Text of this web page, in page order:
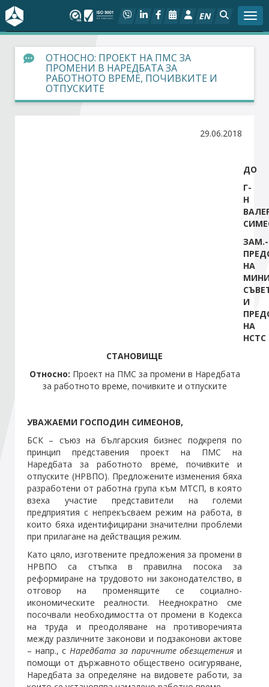
EN
За БСК
На фокус
Актуално
Абонирайте се!
ОТНОСНО: ПРОЕКТ НА ПМС ЗА
ПРОМЕНИ В НАРЕДБАТА ЗА
РАБОТНОТО ВРЕМЕ, ПОЧИВКИТЕ И
ОТПУСКИТЕ
29.06.2018
ДО
Г-
Н
ЗАМ.-
НА
И
НА
НСТС
СТАНОВИЩЕ
Относно: Проект на ПМС за промени в Наредбата
за работното време, почивките и отпуските
УВАЖАЕМИ ГОСПОДИН СИМЕОНОВ,
БСК – съюз на българския бизнес подкрепя по
принцип представения проект на ПМС на
Наредбата за работното време, почивките и
отпуските (НРВПО). Предложените изменения бяха
разработени от работна група към МТСП, в която
взеха участие представители на големи
предприятия с непрекъсваем режим на работа, в
които бяха идентифицирани значителни проблеми
при прилагане на действащия режим.
Като цяло, изготвените предложения за промени в
НРВПО са стъпка в правилна посока за
реформиране на трудовото ни законодателство, в
отговор на променящите се социално-
икономическите реалности. Нееднократно сме
посочвали необходимостта от промени в Кодекса
на труда и преодоляване на противоречията
между различните законови и подзаконови актове
– напр., сНаредбата за паричните обезщетения и
помощи от държавното обществено осигуряване,
Наредбата за определяне на видовете работи, за